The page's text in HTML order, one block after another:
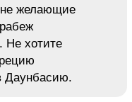
желающие
Не хотите
Даунбасию.